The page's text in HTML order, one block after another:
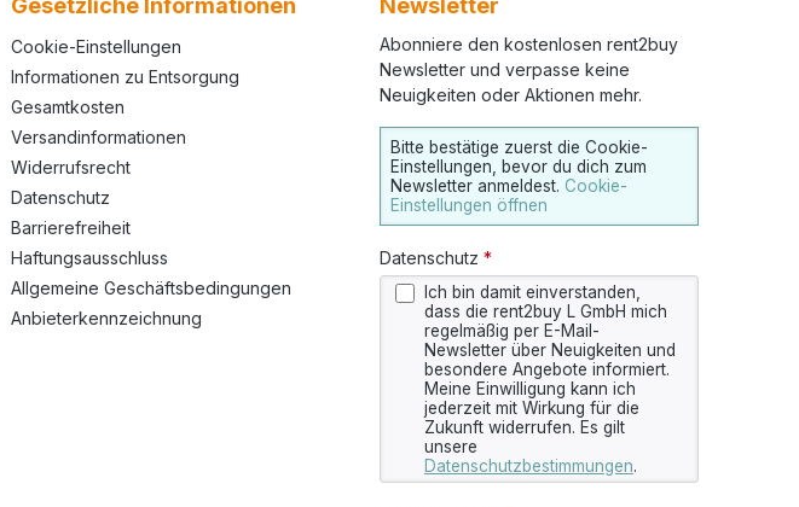
Gesetzliche Informationen
Cookie-Einstellungen
Informationen zu Entsorgung
Gesamtkosten
Versandinformationen
Widerrufsrecht
Datenschutz
Barrierefreiheit
Haftungsausschluss
Allgemeine Geschäftsbedingungen
Anbieterkennzeichnung
Newsletter
Abonniere den kostenlosen rent2buy
Newsletter und verpasse keine
Neuigkeiten oder Aktionen mehr.
Bitte bestätige zuerst die Cookie-
Einstellungen, bevor du dich zum
Newsletter anmeldest. Cookie-
Einstellungen öffnen
Datenschutz *
Ich bin damit einverstanden,
dass die rent2buy L GmbH mich
regelmäßig per E-Mail-
Newsletter über Neuigkeiten und
besondere Angebote informiert.
Meine Einwilligung kann ich
jederzeit mit Wirkung für die
Zukunft widerrufen. Es gilt
unsere
Datenschutzbestimmungen.